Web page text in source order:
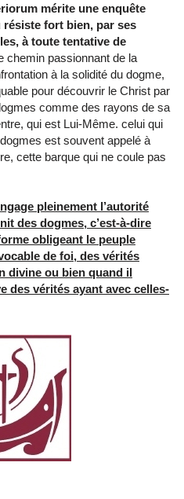
mérite une enquête
fort bien, par ses
à toute tentative de
chemin passionnant de la
à la solidité du dogme,
pour découvrir le Christ par
comme des rayons de sa
qui est Lui-Même. celui qui
est souvent appelé à
cette barque qui ne coule pas
pleinement l’autorité
des dogmes, c’est-à-dire
obligeant le peuple
de foi, des vérités
divine ou bien quand il
des vérités ayant avec celles-